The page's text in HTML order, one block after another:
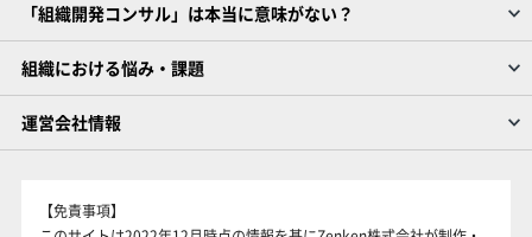
「組織開発コンサル」は本当に意味がない？
組織における悩み・課題
運営会社情報
【免責事項】